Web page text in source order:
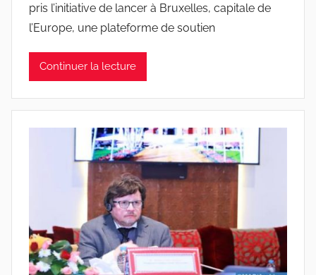
pris l’initiative de lancer à Bruxelles, capitale de
l’Europe, une plateforme de soutien
Continuer la lecture